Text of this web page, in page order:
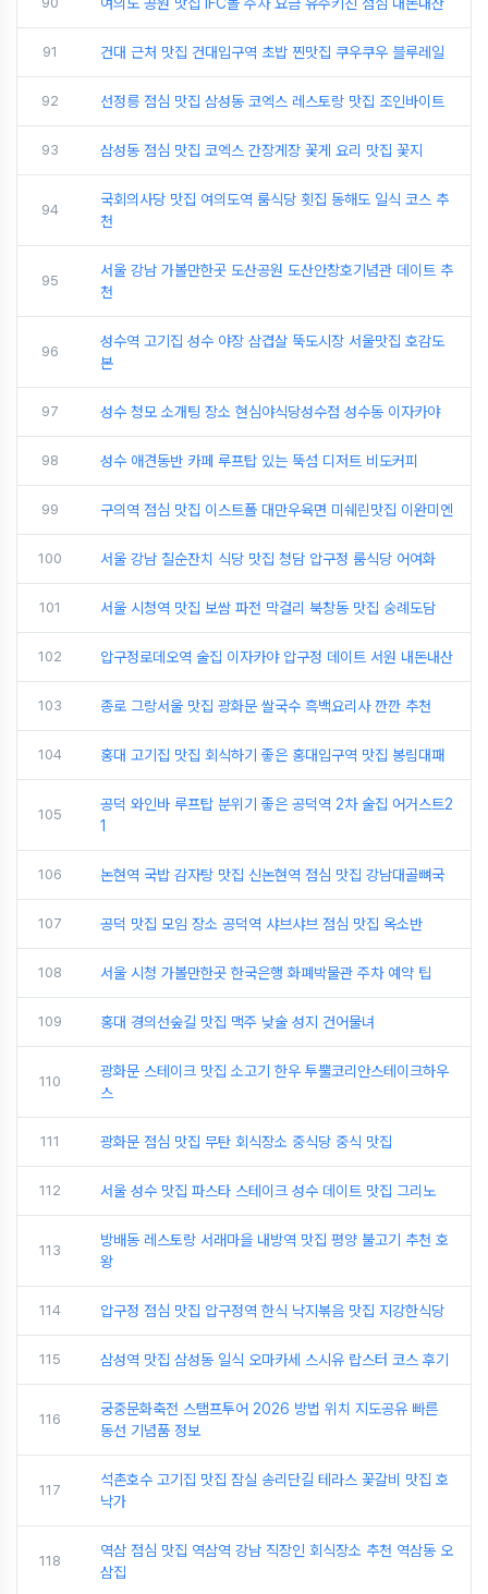
91 건대 근처 맛집 건대입구역 초밥 찐맛집 쿠우쿠우 블루레일
92 선정릉 점심 맛집 삼성동 코엑스 레스토랑 맛집 조인바이트
93 삼성동 점심 맛집 코엑스 간장게장 꽃게 요리 맛집 꽃지
94
국회의사당 맛집 여의도역 룸식당 횟집 동해도 일식 코스 추
천
95
서울 강남 가볼만한곳 도산공원 도산안창호기념관 데이트 추
천
96
성수역 고기집 성수 야장 삼겹살 뚝도시장 서울맛집 호감도
본
97 성수 청모 소개팅 장소 현심야식당성수점 성수동 이자카야
98 성수 애견동반 카페 루프탑 있는 뚝섬 디저트 비도커피
99 구의역 점심 맛집 이스트폴 대만우육면 미쉐린맛집 이완미엔
100 서울 강남 칠순잔치 식당 맛집 청담 압구정 룸식당 어여화
101 서울 시청역 맛집 보쌈 파전 막걸리 북창동 맛집 숭례도담
102 압구정로데오역 술집 이자카야 압구정 데이트 서원 내돈내산
103 종로 그랑서울 맛집 광화문 쌀국수 흑백요리사 깐깐 추천
104 홍대 고기집 맛집 회식하기 좋은 홍대입구역 맛집 봉림대패
105
공덕 와인바 루프탑 분위기 좋은 공덕역 2차 술집 어거스트2
1
106 논현역 국밥 감자탕 맛집 신논현역 점심 맛집 강남대골뼈국
107 공덕 맛집 모임 장소 공덕역 샤브샤브 점심 맛집 옥소반
108 서울 시청 가볼만한곳 한국은행 화폐박물관 주차 예약 팁
109 홍대 경의선숲길 맛집 맥주 낮술 성지 건어물녀
110
광화문 스테이크 맛집 소고기 한우 투뿔코리안스테이크하우
스
111 광화문 점심 맛집 무탄 회식장소 중식당 중식 맛집
112 서울 성수 맛집 파스타 스테이크 성수 데이트 맛집 그리노
113
방배동 레스토랑 서래마을 내방역 맛집 평양 불고기 추천 호
왕
114 압구정 점심 맛집 압구정역 한식 낙지볶음 맛집 지강한식당
115 삼성역 맛집 삼성동 일식 오마카세 스시유 랍스터 코스 후기
116
궁중문화축전 스탬프투어 2026 방법 위치 지도공유 빠른
동선 기념품 정보
117
석촌호수 고기집 맛집 잠실 송리단길 테라스 꽃갈비 맛집 호
낙가
118
역삼 점심 맛집 역삼역 강남 직장인 회식장소 추천 역삼동 오
삼집